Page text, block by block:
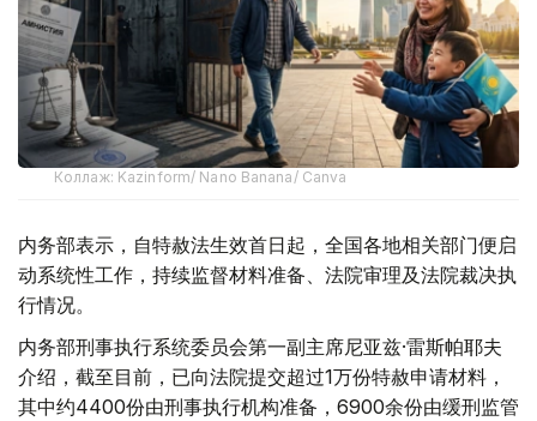
Коллаж: Kazinform/ Nano Banana/ Canva
内务部表示，自特赦法生效首日起，全国各地相关部门便启
动系统性工作，持续监督材料准备、法院审理及法院裁决执
行情况。
内务部刑事执行系统委员会第一副主席尼亚兹·雷斯帕耶夫
介绍，截至目前，已向法院提交超过1万份特赦申请材料，
其中约4400份由刑事执行机构准备，6900余份由缓刑监管